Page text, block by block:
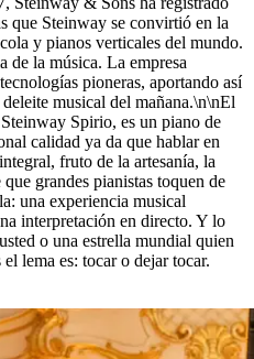
que Steinway se convirtió en la
y pianos verticales del mundo.
de la música. La empresa
pioneras, aportando así
musical del mañana.\n\nEl
Spirio, es un piano de
calidad ya da que hablar en
fruto de la artesanía, la
grandes pianistas toquen de
una experiencia musical
interpretación en directo. Y lo
o una estrella mundial quien
lema es: tocar o dejar tocar.